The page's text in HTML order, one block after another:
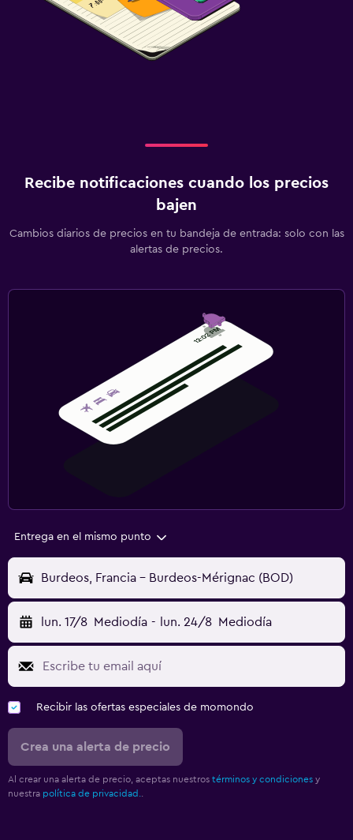
Recibe notificaciones cuando los precios
bajen
Cambios diarios de precios en tu bandeja de entrada: solo con las
alertas de precios.
Entrega en el mismo punto
Burdeos, Francia - Burdeos-Mérignac (BOD)
lun. 17/8 Mediodía - lun. 24/8 Mediodía
Recibir las ofertas especiales de momondo
Crea una alerta de precio
Al crear una alerta de precio, aceptas nuestros términos y condiciones y
nuestra política de privacidad..